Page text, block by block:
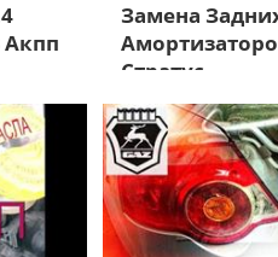
Акпп
Замена
Стратус